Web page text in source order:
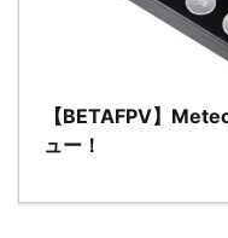
【BETAFPV】
ュー！